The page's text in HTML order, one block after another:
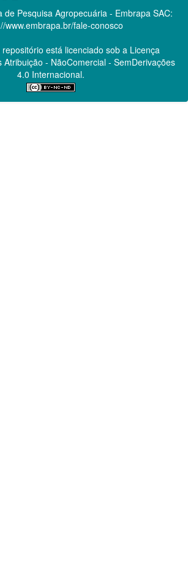
de Pesquisa Agropecuária - Embrapa SAC:
www.embrapa.br/fale-conosco
está licenciado sob a Licença
Atribuição - NãoComercial - SemDerivações
4.0 Internacional.